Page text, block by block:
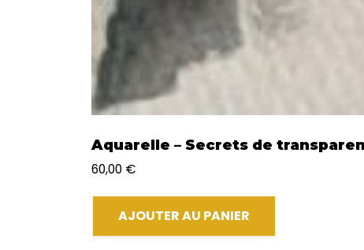
Aquarelle – Secrets de
60,00 €
AJOUTER AU PANIER